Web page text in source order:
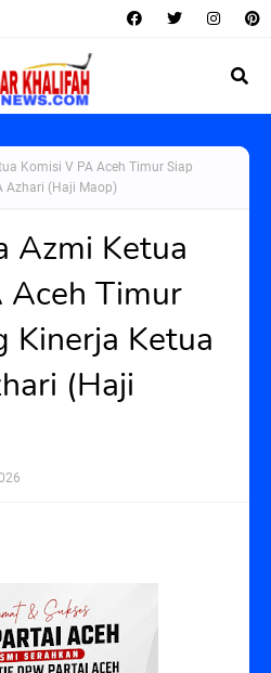
Komisi V PA Aceh Timur Siap
Azhari (Haji Maop)
Azmi Ketua
Aceh Timur
Kinerja Ketua
(Haji